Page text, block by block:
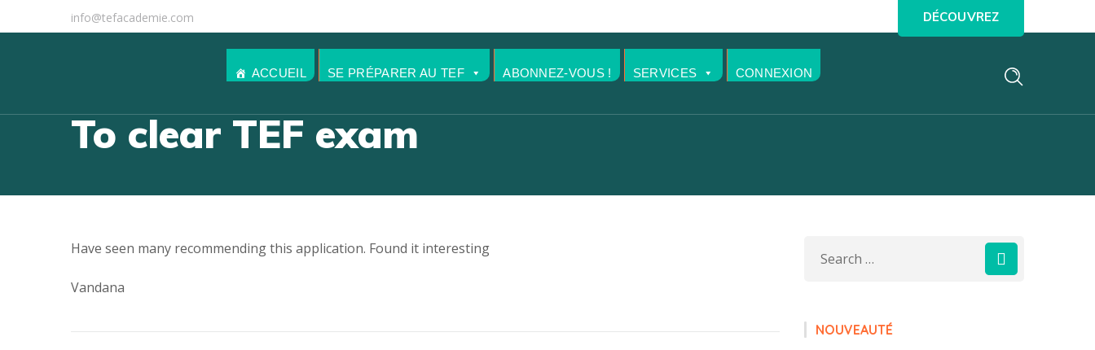
info@tefacademie.com DÉCOUVREZ
ACCUEIL SE PRÉPARER AU TEF ABONNEZ-VOUS ! SERVICES CONNEXION
To clear TEF exam
Have seen many recommending this application. Found it interesting
Vandana
NOUVEAUTÉ